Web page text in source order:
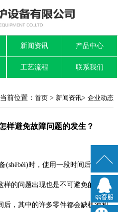
新闻资讯 产品中心
工艺流程 联系我们
当前位置：首页 > 新闻资讯>企业动态
样避免故障问题的发生？
时，使用一段时间后都会出
的问题出现也是不可避免的，因
后，其中的许多零件都会缺机油和